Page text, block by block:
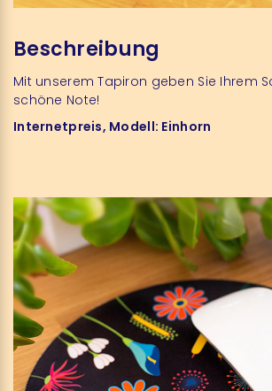
Beschreibung
Mit unserem Tapiron geben Sie Ihrem
schöne Note!
Internetpreis, Modell: Einhorn